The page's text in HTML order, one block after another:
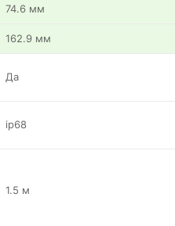
74.6 мм
162.9 мм
Да
ip68
1.5 м